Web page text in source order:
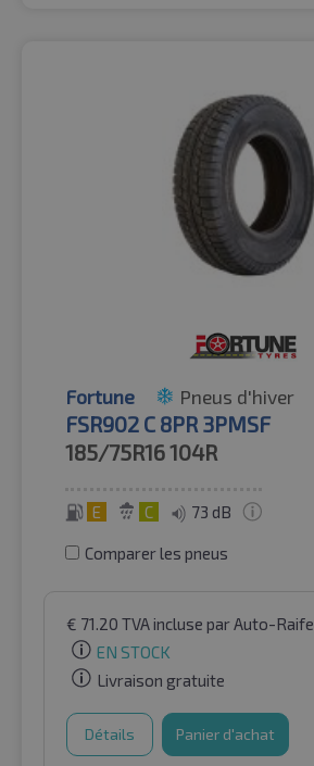
Fortune Pneus d'hiver
FSR902 C 8PR 3PMSF
185/75R16104R
E C 73 dB
Comparer les pneus
€ 71.20 TVA incluse par Auto-
EN STOCK
Livraison gratuite
Détails Panier d'achat